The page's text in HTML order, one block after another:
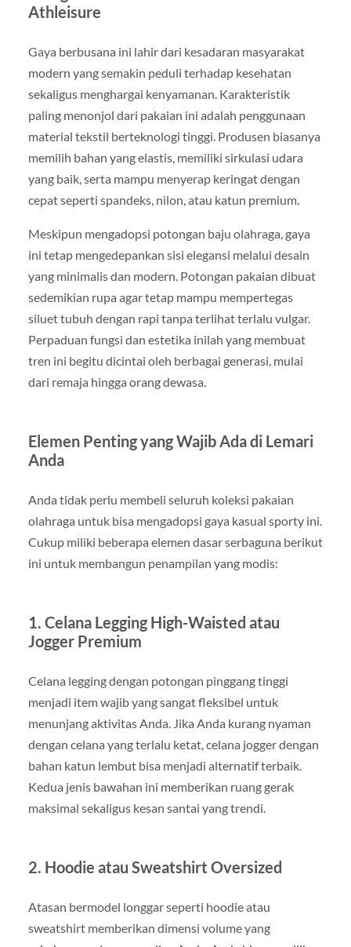
Athleisure
Gaya berbusana ini lahir dari kesadaran masyarakat
modern yang semakin peduli terhadap kesehatan
sekaligus menghargai kenyamanan. Karakteristik
paling menonjol dari pakaian ini adalah penggunaan
material tekstil berteknologi tinggi. Produsen biasanya
memilih bahan yang elastis, memiliki sirkulasi udara
yang baik, serta mampu menyerap keringat dengan
cepat seperti spandeks, nilon, atau katun premium.
Meskipun mengadopsi potongan baju olahraga, gaya
ini tetap mengedepankan sisi elegansi melalui desain
yang minimalis dan modern. Potongan pakaian dibuat
sedemikian rupa agar tetap mampu mempertegas
siluet tubuh dengan rapi tanpa terlihat terlalu vulgar.
Perpaduan fungsi dan estetika inilah yang membuat
tren ini begitu dicintai oleh berbagai generasi, mulai
dari remaja hingga orang dewasa.
Elemen Penting yang Wajib Ada di Lemari
Anda
Anda tidak perlu membeli seluruh koleksi pakaian
olahraga untuk bisa mengadopsi gaya kasual sporty ini.
Cukup miliki beberapa elemen dasar serbaguna berikut
ini untuk membangun penampilan yang modis:
1. Celana Legging High-Waisted atau
Jogger Premium
Celana legging dengan potongan pinggang tinggi
menjadi item wajib yang sangat fleksibel untuk
menunjang aktivitas Anda. Jika Anda kurang nyaman
dengan celana yang terlalu ketat, celana jogger dengan
bahan katun lembut bisa menjadi alternatif terbaik.
Kedua jenis bawahan ini memberikan ruang gerak
maksimal sekaligus kesan santai yang trendi.
2. Hoodie atau Sweatshirt Oversized
Atasan bermodel longgar seperti hoodie atau
sweatshirt memberikan dimensi volume yang